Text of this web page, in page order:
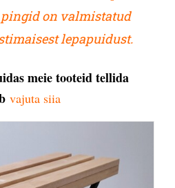
on valmistatud
lepapuidust.
meie tooteid tellida
vajuta siia